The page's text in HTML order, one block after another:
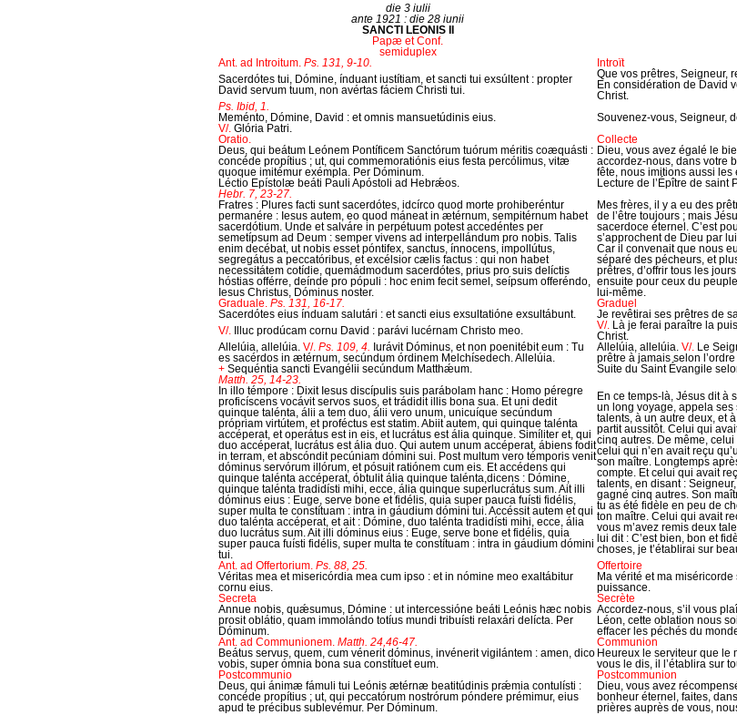
die 3 iulii
ante 1921 : die 28 iunii
SANCTI LEONIS II
Papæ et Conf.
semiduplex
Ant. ad Introitum. Ps. 131, 9-10.
Introït
Sacerdótes tui, Dómine, índuant iustítiam, et sancti tui exsúltent : propter
David servum tuum, non avértas fáciem Christi tui.
Que vos prêtres, Seigneur,
En considération de David
Christ.
Ps. Ibid, 1.
Meménto, Dómine, David : et omnis mansuetúdinis eius.
Souvenez-vous, Seigneur,
V/. Glória Patri.
Oratio.
Collecte
Deus, qui beátum Leónem Pontíficem Sanctórum tuórum méritis coæquásti :
concéde propítius ; ut, qui commemoratiónis eius festa percólimus, vitæ
quoque imitémur exémpla. Per Dóminum.
Dieu, vous avez égalé le
accordez-nous, dans votre
fête, nous imitions aussi les
Léctio Epístolæ beáti Pauli Apóstoli ad Hebrǽos.
Lecture de l’Épître de saint
Hebr. 7, 23-27.
Fratres : Plures facti sunt sacerdótes, idcírco quod morte prohiberéntur
permanére : Iesus autem, eo quod máneat in ætérnum, sempitérnum habet
sacerdótium. Unde et salváre in perpétuum potest accedéntes per
semetípsum ad Deum : semper vivens ad interpellándum pro nobis. Talis
enim decébat, ut nobis esset póntifex, sanctus, ínnocens, impollútus,
segregátus a peccatóribus, et excélsior cælis factus : qui non habet
necessitátem cotídie, quemádmodum sacerdótes, prius pro suis delíctis
hóstias offérre, deínde pro pópuli : hoc enim fecit semel, seípsum offeréndo,
Iesus Christus, Dóminus noster.
Mes frères, il y a eu des
de l’être toujours ; mais
sacerdoce éternel. C’est
s’approchent de Dieu par
Car il convenait que nous
séparé des pécheurs, et
prêtres, d’offrir tous les
ensuite pour ceux du
lui-même.
Graduale. Ps. 131, 16-17.
Graduel
Sacerdótes eius índuam salutári : et sancti eius exsultatióne exsultábunt.
Je revêtirai ses prêtres de
V/.
Illuc prodúcam cornu David : parávi lucérnam Christo meo. V/. Là je ferai paraître la
Christ.
Allelúia, allelúia. V/. Ps. 109, 4. Iurávit Dóminus, et non poenitébit eum : Tu
es sacérdos in ætérnum, secúndum órdinem Melchísedech. Allelúia.
Allelúia, allelúia. V/. Le
prêtre à jamais selon
+ Sequéntia sancti Evangélii secúndum Matthǽum.
Suite du Saint Évangile
Matth. 25, 14-23.
In illo témpore : Dixit Iesus discípulis suis parábolam hanc : Homo péregre
proficíscens vocávit servos suos, et trádidit illis bona sua. Et uni dedit
quinque talénta, álii a tem duo, álii vero unum, unicuíque secúndum
própriam virtútem, et proféctus est statim. Abiit autem, qui quinque talénta
accéperat, et operátus est in eis, et lucrátus est ália quinque. Simíliter et, qui
duo accéperat, lucrátus est ália duo. Qui autem unum accéperat, ábiens fodit
in terram, et abscóndit pecúniam dómini sui. Post multum vero témporis venit
dóminus servórum illórum, et pósuit ratiónem cum eis. Et accédens qui
quinque talénta accéperat, óbtulit ália quinque talénta,dicens : Dómine,
quinque talénta tradidísti mihi, ecce, ália quinque superlucrátus sum. Ait illi
dóminus eius : Euge, serve bone et fidélis, quia super pauca fuísti fidélis,
super multa te constítuam : intra in gáudium dómini tui. Accéssit autem et qui
duo talénta accéperat, et ait : Dómine, duo talénta tradidísti mihi, ecce, ália
duo lucrátus sum. Ait illi dóminus eius : Euge, serve bone et fidélis, quia
super pauca fuísti fidélis, super multa te constítuam : intra in gáudium dómini
tui.
En ce temps-là, Jésus dit à
un long voyage, appela ses
talents, à un autre deux, et
partit aussitôt. Celui qui
cinq autres. De même,
celui qui n’en avait reçu
son maître. Longtemps
compte. Et celui qui avait
talents, en disant :
gagné cinq autres. Son
tu as été fidèle en peu de
ton maître. Celui qui avait
vous m’avez remis deux
lui dit : C’est bien, bon et
choses, je t’établirai sur
Ant. ad Offertorium. Ps. 88, 25.
Offertoire
Véritas mea et misericórdia mea cum ipso : et in nómine meo exaltábitur
cornu eius.
Ma vérité et ma
puissance.
Secreta
Secrète
Annue nobis, quǽsumus, Dómine : ut intercessióne beáti Leónis hæc nobis
prosit oblátio, quam immolándo totíus mundi tribuísti relaxári delícta. Per
Dóminum.
Accordez-nous, s’il vous
Léon, cette oblation nous
effacer les péchés du
Ant. ad Communionem. Matth. 24,46-47.
Communion
Beátus servus, quem, cum vénerit dóminus, invénerit vigilántem : amen, dico
vobis, super ómnia bona sua constítuet eum.
Heureux le serviteur que le
vous le dis, il l’établira sur
Postcommunio
Postcommunion
Deus, qui ánimæ fámuli tui Leónis ætérnæ beatitúdinis prǽmia contulísti :
concéde propítius ; ut, qui peccatórum nostrórum póndere prémimur, eius
apud te précibus sublevémur. Per Dóminum.
Dieu, vous avez
bonheur éternel, faites,
prières auprès de vous,